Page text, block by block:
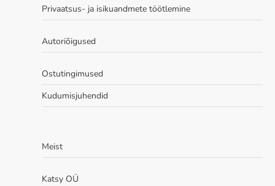
tootelehel.
Privaatsus- ja isikuandmete töötlemine
Autoriõigused
Ostutingimused
Kudumisjuhendid
Meist
Katsy OÜ